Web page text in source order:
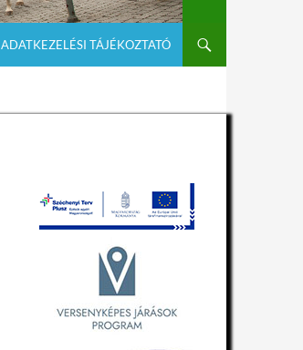
ADATKEZELÉSI TÁJÉKOZTATÓ